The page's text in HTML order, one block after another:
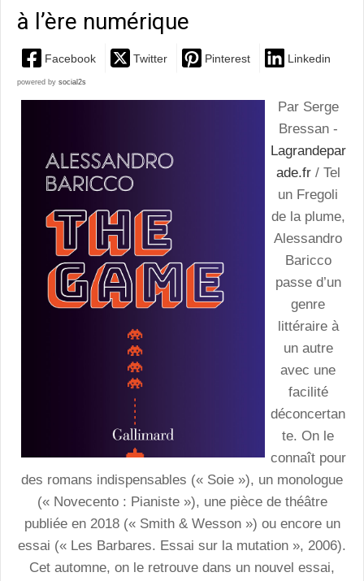
à l’ère numérique
Facebook Twitter Pinterest Linkedin
powered by social2s
Par Serge
Bressan -
Lagrandepar
ade.fr / Tel
un Fregoli
de la plume,
Alessandro
Baricco
passe d’un
genre
littéraire à
un autre
avec une
facilité
déconcertan
te. On le
connaît pour
des romans indispensables (« Soie »), un monologue
(« Novecento : Pianiste »), une pièce de théâtre
publiée en 2018 (« Smith & Wesson ») ou encore un
essai (« Les Barbares. Essai sur la mutation », 2006).
Cet automne, on le retrouve dans un nouvel essai,